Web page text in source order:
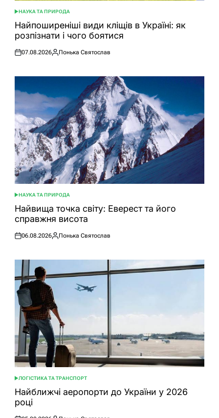
ОПУБЛІКУВАТИ
У
НАУКА ТА ПРИРОДА
Найпоширеніші види кліщів в Україні: як
розпізнати і чого боятися
Оприлюднено
07.08.2026
Опубліковано
Понька Святослав
ОПУБЛІКУВАТИ
У
НАУКА ТА ПРИРОДА
Найвища точка світу: Еверест та його
справжня висота
Оприлюднено
06.08.2026
Опубліковано
Понька Святослав
ОПУБЛІКУВАТИ
У
ЛОГІСТИКА ТА ТРАНСПОРТ
Найближчі аеропорти до України у 2026
році